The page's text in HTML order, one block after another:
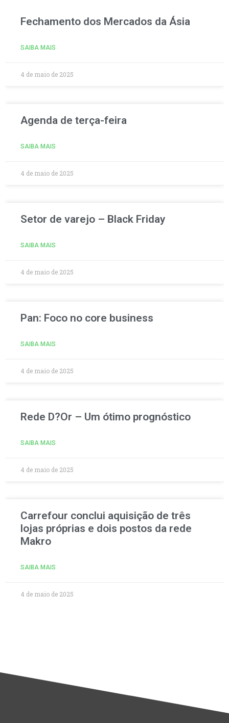
Fechamento dos Mercados da Ásia
SAIBA MAIS
4 de maio de 2025
Agenda de terça-feira
SAIBA MAIS
4 de maio de 2025
Setor de varejo – Black Friday
SAIBA MAIS
4 de maio de 2025
Pan: Foco no core business
SAIBA MAIS
4 de maio de 2025
Rede D?Or – Um ótimo prognóstico
SAIBA MAIS
4 de maio de 2025
Carrefour conclui aquisição de três
lojas próprias e dois postos da rede
Makro
SAIBA MAIS
4 de maio de 2025